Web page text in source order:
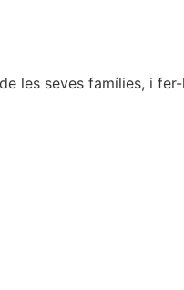
les seves famílies, i